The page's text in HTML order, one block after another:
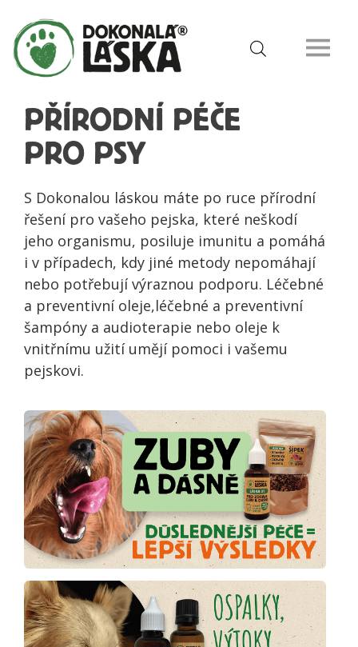
PŘÍRODNÍ PÉČE
PRO PSY
S Dokonalou láskou máte po ruce přírodní
řešení pro vašeho pejska, které neškodí
jeho organismu, posiluje imunitu a pomáhá
i v případech, kdy jiné metody nepomáhají
nebo potřebují výraznou podporu. Léčebné
a preventivní oleje,léčebné a preventivní
šampóny a audioterapie nebo oleje k
vnitřnímu užití umějí pomoci i vašemu
pejskovi.